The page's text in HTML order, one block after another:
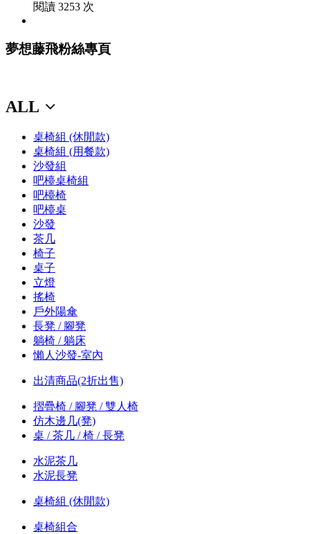
閱讀 3253 次
夢想藤飛粉絲專頁
ALL
桌椅組 (休閒款)
桌椅組 (用餐款)
沙發組
吧檯桌椅組
吧檯椅
吧檯桌
沙發
茶几
椅子
桌子
立燈
搖椅
戶外陽傘
長凳 / 腳凳
躺椅 / 躺床
懶人沙發-室內
出清商品(2折出售)
摺疊椅 / 腳凳 / 雙人椅
仿木邊几(凳)
桌 / 茶几 / 椅 / 長凳
水泥茶几
水泥長凳
桌椅組 (休閒款)
桌椅組合